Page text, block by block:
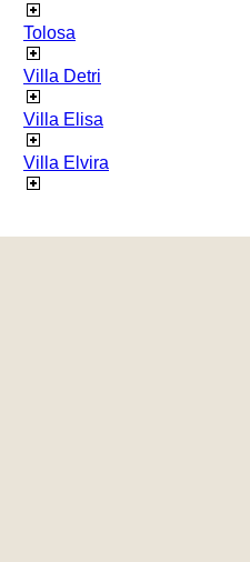
Tolosa
Villa Detri
Villa Elisa
Villa Elvira